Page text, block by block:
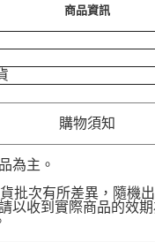
商品資訊
購物須知
為主。
次有所差異，隨機出
以收到實際商品的效期